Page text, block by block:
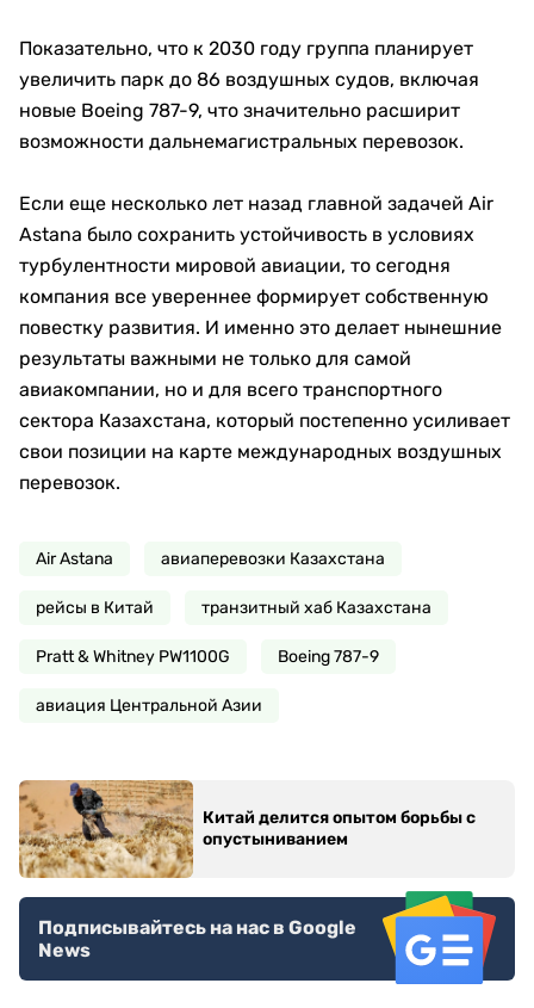
Показательно, что к 2030 году группа планирует
увеличить парк до 86 воздушных судов, включая
новые Boeing 787-9, что значительно расширит
возможности дальнемагистральных перевозок.
Если еще несколько лет назад главной задачей Air
Astana было сохранить устойчивость в условиях
турбулентности мировой авиации, то сегодня
компания все увереннее формирует собственную
повестку развития. И именно это делает нынешние
результаты важными не только для самой
авиакомпании, но и для всего транспортного
сектора Казахстана, который постепенно усиливает
свои позиции на карте международных воздушных
перевозок.
Air Astana авиаперевозки Казахстана
рейсы в Китай транзитный хаб Казахстана
Pratt & Whitney PW1100G Boeing 787-9
авиация Центральной Азии
Китай делится опытом борьбы с
опустыниванием
Подписывайтесь на нас в Google
News